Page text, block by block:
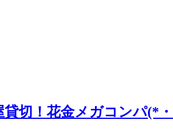
切！花金メガコンパ(*